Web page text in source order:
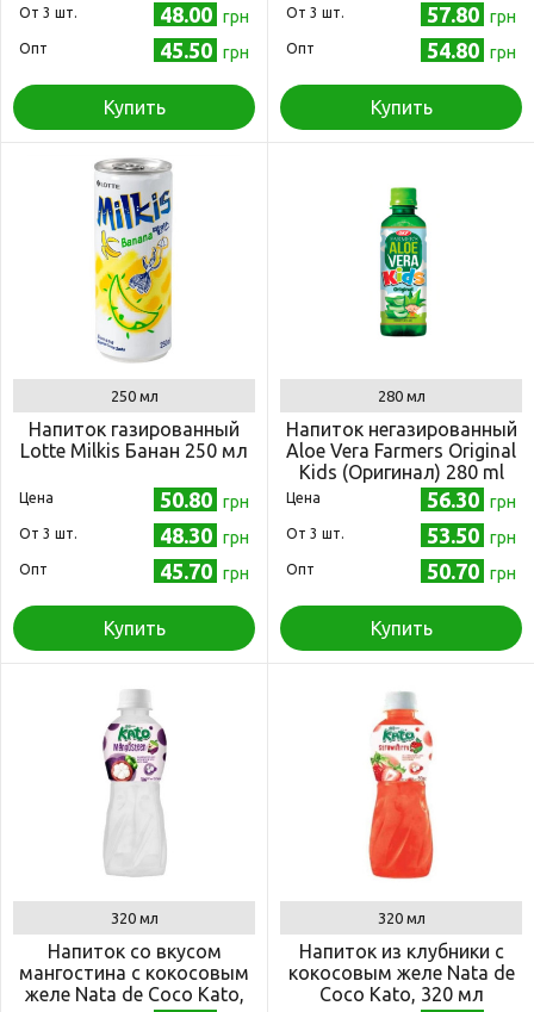
Oт 3 шт. 48.00 грн
Опт 45.50 грн
Купить
Oт 3 шт. 57.80 грн
Опт 54.80 грн
Купить
250 мл
Напиток газированный
Lotte Milkis Банан 250 мл
Цена 50.80 грн
Oт 3 шт. 48.30 грн
Опт 45.70 грн
Купить
280 мл
Напиток негазированный
Aloe Vera Farmers Original
Kids (Оригинал) 280 ml
Цена 56.30 грн
Oт 3 шт. 53.50 грн
Опт 50.70 грн
Купить
320 мл
Напиток со вкусом
мангостина с кокосовым
желе Nata de Coco Kato,
320 мл
Напиток из клубники с
кокосовым желе Nata de
Coco Kato, 320 мл